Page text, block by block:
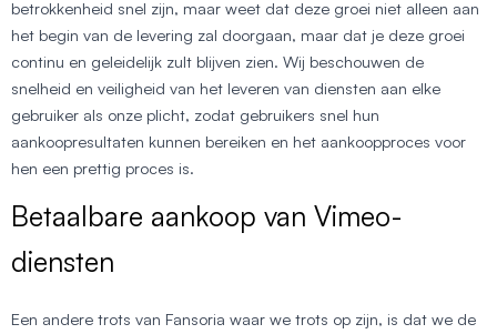
betrokkenheid snel zijn, maar weet dat deze groei niet alleen aan
het begin van de levering zal doorgaan, maar dat je deze groei
continu en geleidelijk zult blijven zien. Wij beschouwen de
snelheid en veiligheid van het leveren van diensten aan elke
gebruiker als onze plicht, zodat gebruikers snel hun
aankoopresultaten kunnen bereiken en het aankoopproces voor
hen een prettig proces is.
Betaalbare aankoop van Vimeo-
diensten
Een andere trots van Fansoria waar we trots op zijn, is dat we de